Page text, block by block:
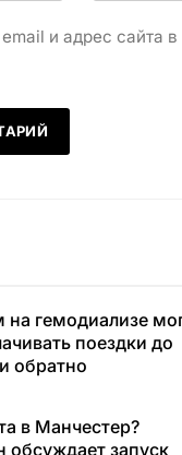
и адрес сайта
на гемодиализе
поездки до
обратно
в Манчестер?
обсуждает запуск